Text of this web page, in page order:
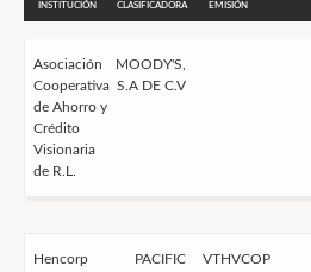
INSTITUCIÓN CLASIFICADORA EMISIÓN
Asociación
Cooperativa
de Ahorro y
Crédito
Visionaria
de R.L.
MOODY'S,
S.A DE C.V
Hencorp
PACIFIC
VTHVCOP